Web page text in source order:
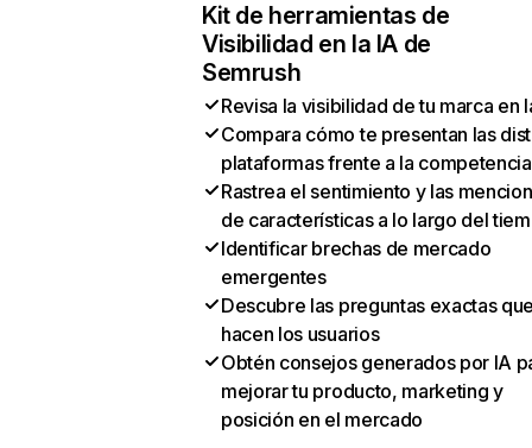
Kit de herramientas de
Visibilidad en la IA de
Semrush
Revisa la visibilidad de tu marca en
Compara cómo te presentan las
plataformas frente a la competencia
Rastrea el sentimiento y las
de características a lo largo del
Identificar brechas de mercado
emergentes
Descubre las preguntas exactas
hacen los usuarios
Obtén consejos generados por IA
mejorar tu producto, marketing y
posición en el mercado